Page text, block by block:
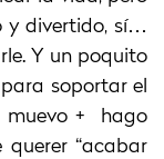
y divertido, sí…
Y un poquito
soportar el
muevo + hago
“acabar